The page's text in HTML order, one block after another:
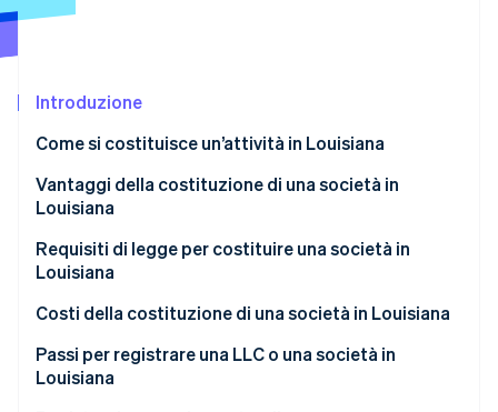
Scopri cosa ti aspetta
Atlas
Climate
Rimozione del carbonio
Identity
Stripe Sessions 2026
Scopri come Stripe sta costruendo l'infrastruttura
Introduzione
Come si costituisce un’attività in Louisiana
Vantaggi della costituzione di una società in
Louisiana
Protezione tramite responsabilità limitata
Incentivi a livello statale
Requisiti di legge per costituire una società in
Louisiana
Ragione sociale conforme
Un agente e un ufficio registrati
Costi della costituzione di una società in Louisiana
Passi per registrare una LLC o una società in
Louisiana